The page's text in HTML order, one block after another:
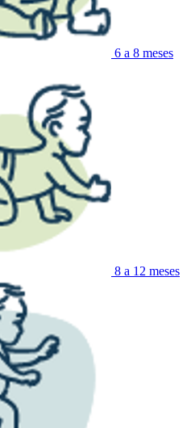
6 a 8 meses
8 a 12 meses